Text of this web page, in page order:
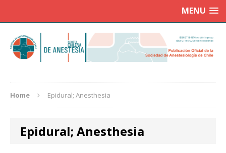
MENU
Home Epidural; Anesthesia
Epidural; Anesthesia